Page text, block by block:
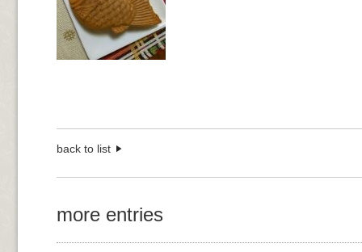
back to list
more entries